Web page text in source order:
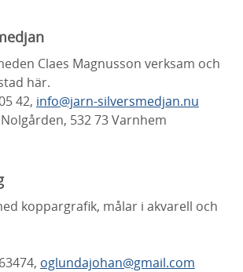
Claes Magnusson verksam och
här.
42, info@jarn-silversmedjan.nu
532 73 Varnhem
koppargrafik, målar i akvarell och
oglundajohan@gmail.com